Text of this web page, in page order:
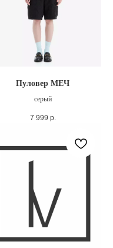
Пуловер МЕЧ
серый
7 999 р.